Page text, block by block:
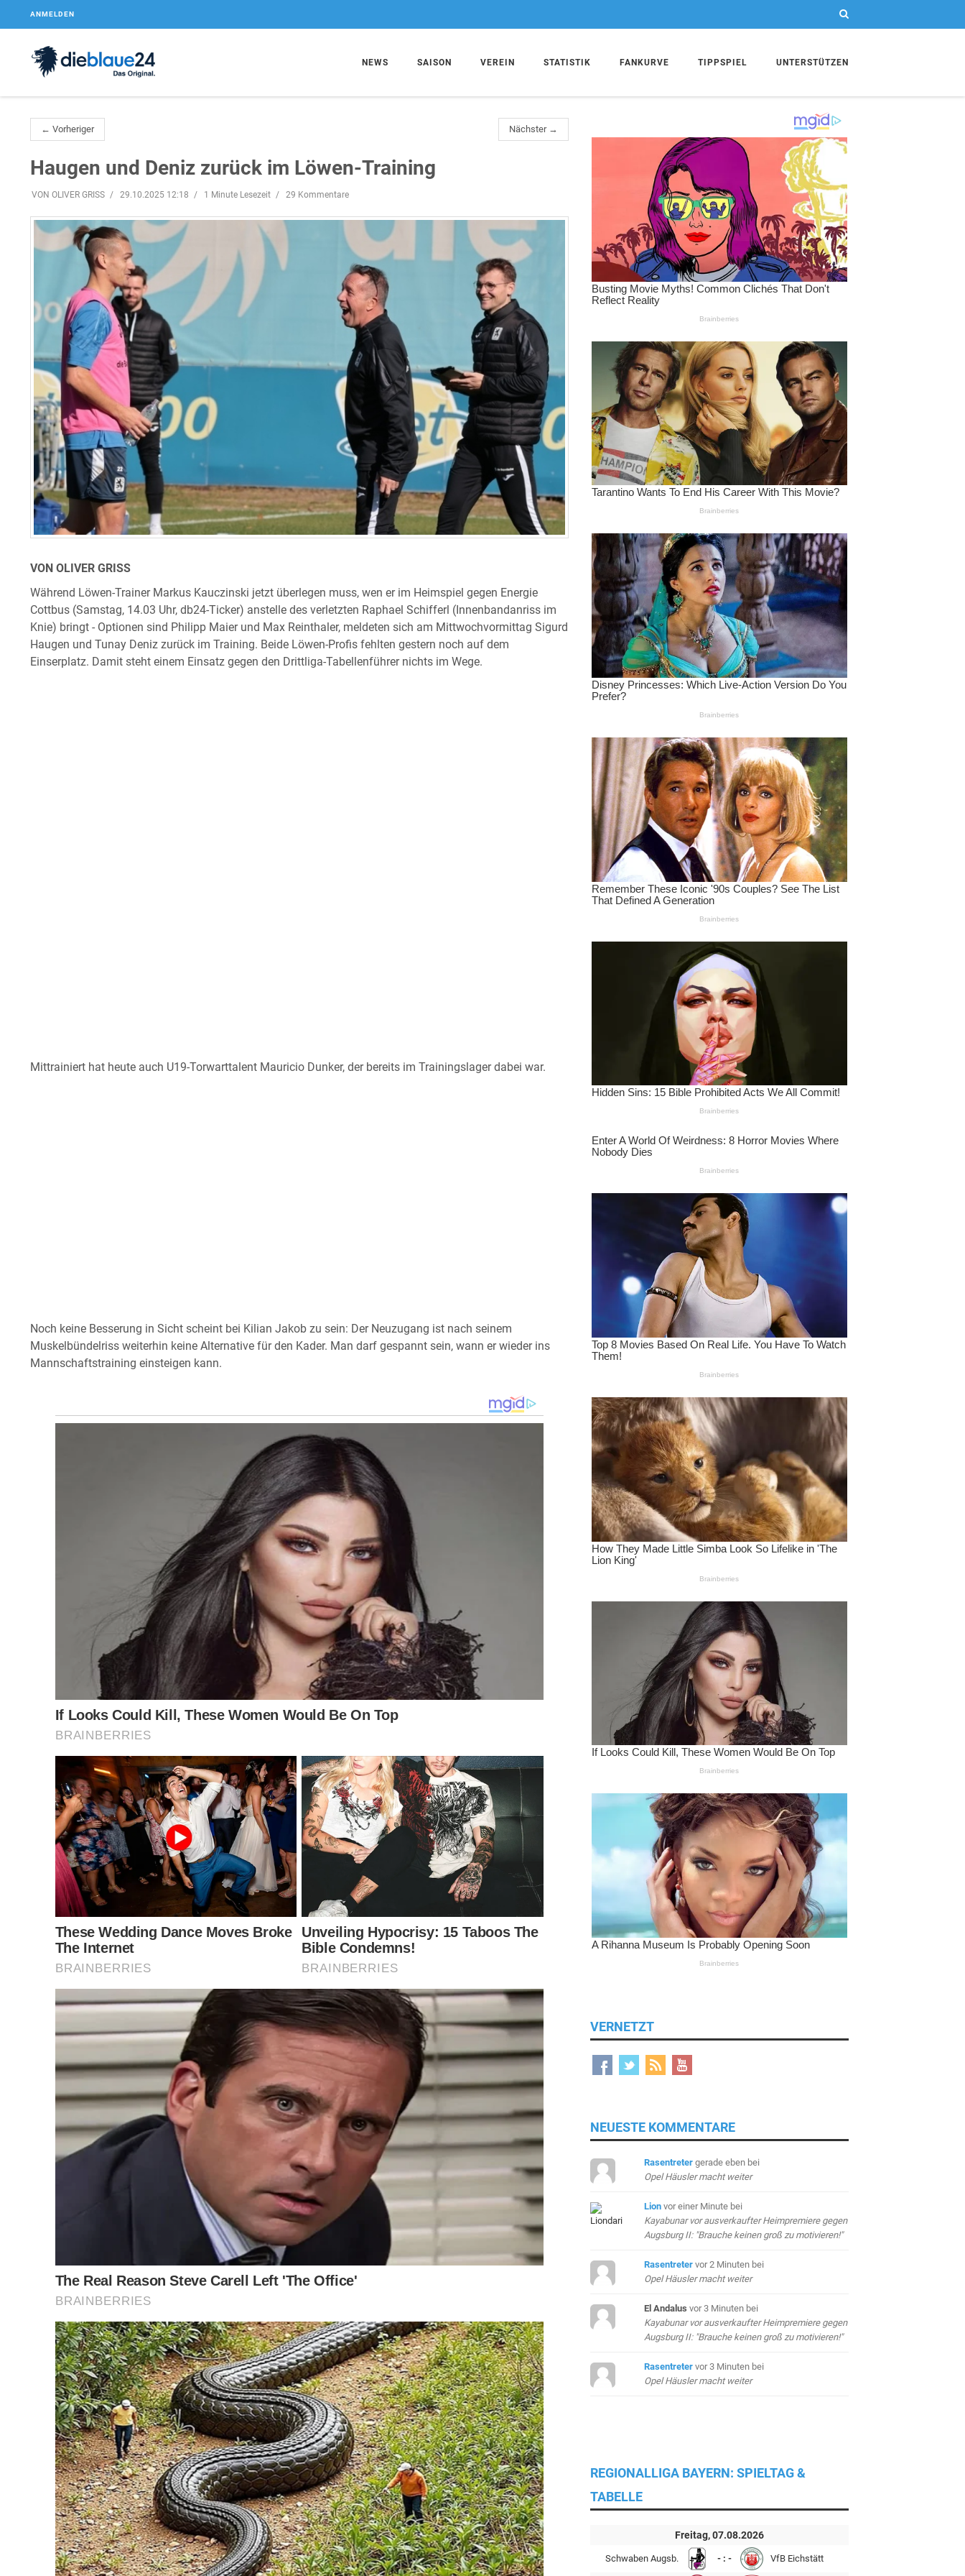
ANMELDEN
NEWS SAISON VEREIN STATISTIK FANKURVE TIPPSPIEL UNTERSTÜTZEN
← Vorheriger Nächster →
Haugen und Deniz zurück im Löwen-Training
VON OLIVER GRISS 29.10.2025 12:18 1 Minute Lesezeit 29 Kommentare
VON OLIVER GRISS
Während Löwen-Trainer Markus Kauczinski jetzt überlegen muss, wen er im Heimspiel gegen Energie
Cottbus (Samstag, 14.03 Uhr, db24-Ticker) anstelle des verletzten Raphael Schifferl (Innenbandanriss im
Knie) bringt - Optionen sind Philipp Maier und Max Reinthaler, meldeten sich am Mittwochvormittag Sigurd
Haugen und Tunay Deniz zurück im Training. Beide Löwen-Profis fehlten gestern noch auf dem
Einserplatz. Damit steht einem Einsatz gegen den Drittliga-Tabellenführer nichts im Wege.
Mittrainiert hat heute auch U19-Torwarttalent Mauricio Dunker, der bereits im Trainingslager dabei war.
Noch keine Besserung in Sicht scheint bei Kilian Jakob zu sein: Der Neuzugang ist nach seinem
Muskelbündelriss weiterhin keine Alternative für den Kader. Man darf gespannt sein, wann er wieder ins
Mannschaftstraining einsteigen kann.
VERNETZT
NEUESTE KOMMENTARE
Rasentreter gerade ebenbei
Opel Häusler macht weiter
Lion vor einer Minutebei
Kayabunar vor ausverkaufter Heimpremiere gegen
Augsburg II: "Brauche keinen groß zu motivieren!"
Rasentreter vor 2 Minuten bei
Opel Häusler macht weiter
El Andalus vor 3 Minuten bei
Kayabunar vor ausverkaufter Heimpremiere gegen
Augsburg II: "Brauche keinen groß zu motivieren!"
Rasentreter vor 3 Minuten bei
Opel Häusler macht weiter
REGIONALLIGA BAYERN: SPIELTAG &
TABELLE
Freitag, 07.08.2026
Schwaben Augsb. - : - VfB Eichstätt